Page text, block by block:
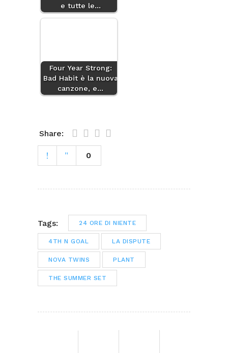
e tutte le…
Four Year Strong:
Bad Habit è la nuova
canzone, e…
Share:
0
Tags: 24 ORE DI NIENTE
4TH N GOAL LA DISPUTE
NOVA TWINS PLANT
THE SUMMER SET